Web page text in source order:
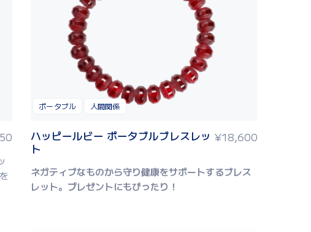
ポータブル 人間関係
ハッピールビー ポータブルブレスレッ
ト
¥18,600
ネガティブなものから守り健康をサポートするブレス
レット。 プレゼントにもぴったり！